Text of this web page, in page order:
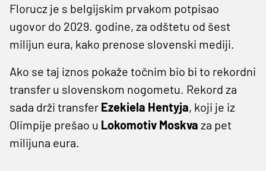
Florucz je s belgijskim prvakom potpisao
ugovor do 2029. godine, za odštetu od šest
milijun eura, kako prenose slovenski mediji.
Ako se taj iznos pokaže točnim bio bi to rekordni
transfer u slovenskom nogometu. Rekord za
sada drži transfer Ezekiela Hentyja, koji je iz
Olimpije prešao u Lokomotiv Moskva za pet
milijuna eura.